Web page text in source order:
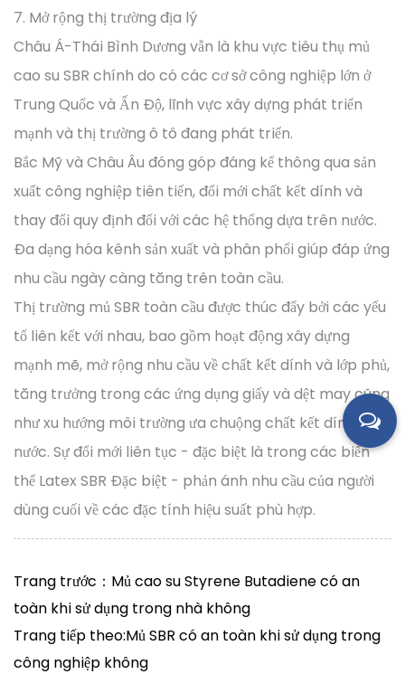
7. Mở rộng thị trường địa lý
Châu Á-Thái Bình Dương vẫn là khu vực tiêu thụ mủ
cao su SBR chính do có các cơ sở công nghiệp lớn ở
Trung Quốc và Ấn Độ, lĩnh vực xây dựng phát triển
mạnh và thị trường ô tô đang phát triển.
Bắc Mỹ và Châu Âu đóng góp đáng kể thông qua sản
xuất công nghiệp tiên tiến, đổi mới chất kết dính và
thay đổi quy định đối với các hệ thống dựa trên nước.
Đa dạng hóa kênh sản xuất và phân phối giúp đáp ứng
nhu cầu ngày càng tăng trên toàn cầu.
Thị trường mủ SBR toàn cầu được thúc đẩy bởi các yếu
tố liên kết với nhau, bao gồm hoạt động xây dựng
mạnh mẽ, mở rộng nhu cầu về chất kết dính và lớp phủ,
tăng trưởng trong các ứng dụng giấy và dệt may cũng
như xu hướng môi trường ưa chuộng chất kết dính gốc
nước. Sự đổi mới liên tục - đặc biệt là trong các biến
thể Latex SBR Đặc biệt - phản ánh nhu cầu của người
dùng cuối về các đặc tính hiệu suất phù hợp.
Trang trước：Mủ cao su Styrene Butadiene có an
toàn khi sử dụng trong nhà không
Trang tiếp theo:Mủ SBR có an toàn khi sử dụng trong
công nghiệp không